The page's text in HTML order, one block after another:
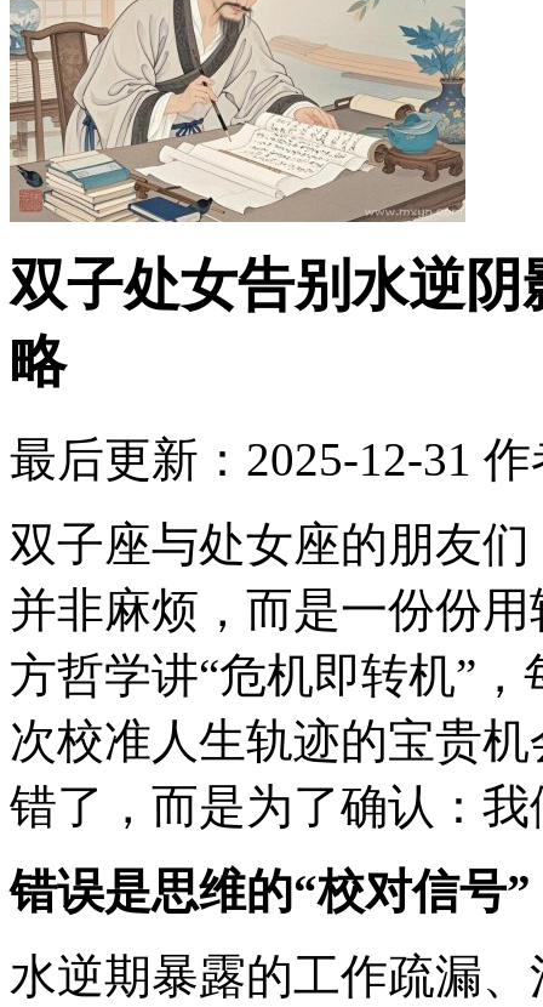
双子处女告别水逆
略
最后更新：2025-12-31 作
双子座与处女座的朋友
并非麻烦，而是一份份
方哲学讲“危机即转机”
次校准人生轨迹的宝贵
错了，而是为了确认：
错误是思维的“校对信号”
水逆期暴露的工作疏漏